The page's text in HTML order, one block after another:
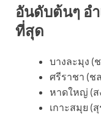
อันดับต้นๆ อ
ที่สุด
บางละมุง (
ศรีราชา (ช
หาดใหญ่ (ส
เกาะสมุย (